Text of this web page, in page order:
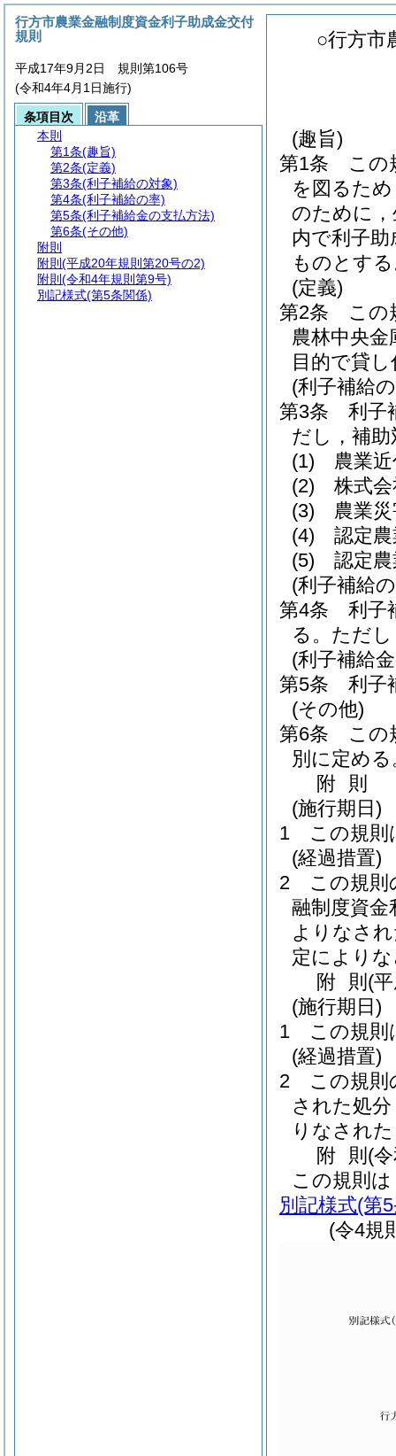
○行方市
(趣旨)
第1条
この
を図るた
のために
内で利子
ものとす
(定義)
第2条
この
農林中央金
目的で貸
(利子補給
第3条
利子
だし，補
(1)
農業
(2)
株式
(3)
農業
(4)
認定
(5)
認定
(利子補給
第4条
利子
る。 ただ
(利子補給
第5条
利子
(その他)
第6条
この
別に定める
附 則
(施行期日)
1
この規則
(経過措置)
2
この規則
融制度資金
よりなさ
定により
附 則 (
(施行期日)
1
この規則
(経過措置)
2
この規
された処
りなされ
附 則 (
この規則
別記様式(第
(令4規
行方市農業金融制度資金利子助成金交付
規則
平成17年9月2日 規則第106号
(令和4年4月1日施行)
条項目次
沿革
本則
第1条(趣旨)
第2条(定義)
第3条(利子補給の対象)
第4条(利子補給の率)
第5条(利子補給金の支払方法)
第6条(その他)
附則
附則 (平成20年規則第20号の2)
附則 (令和4年規則第9号)
別記様式(第5条関係)